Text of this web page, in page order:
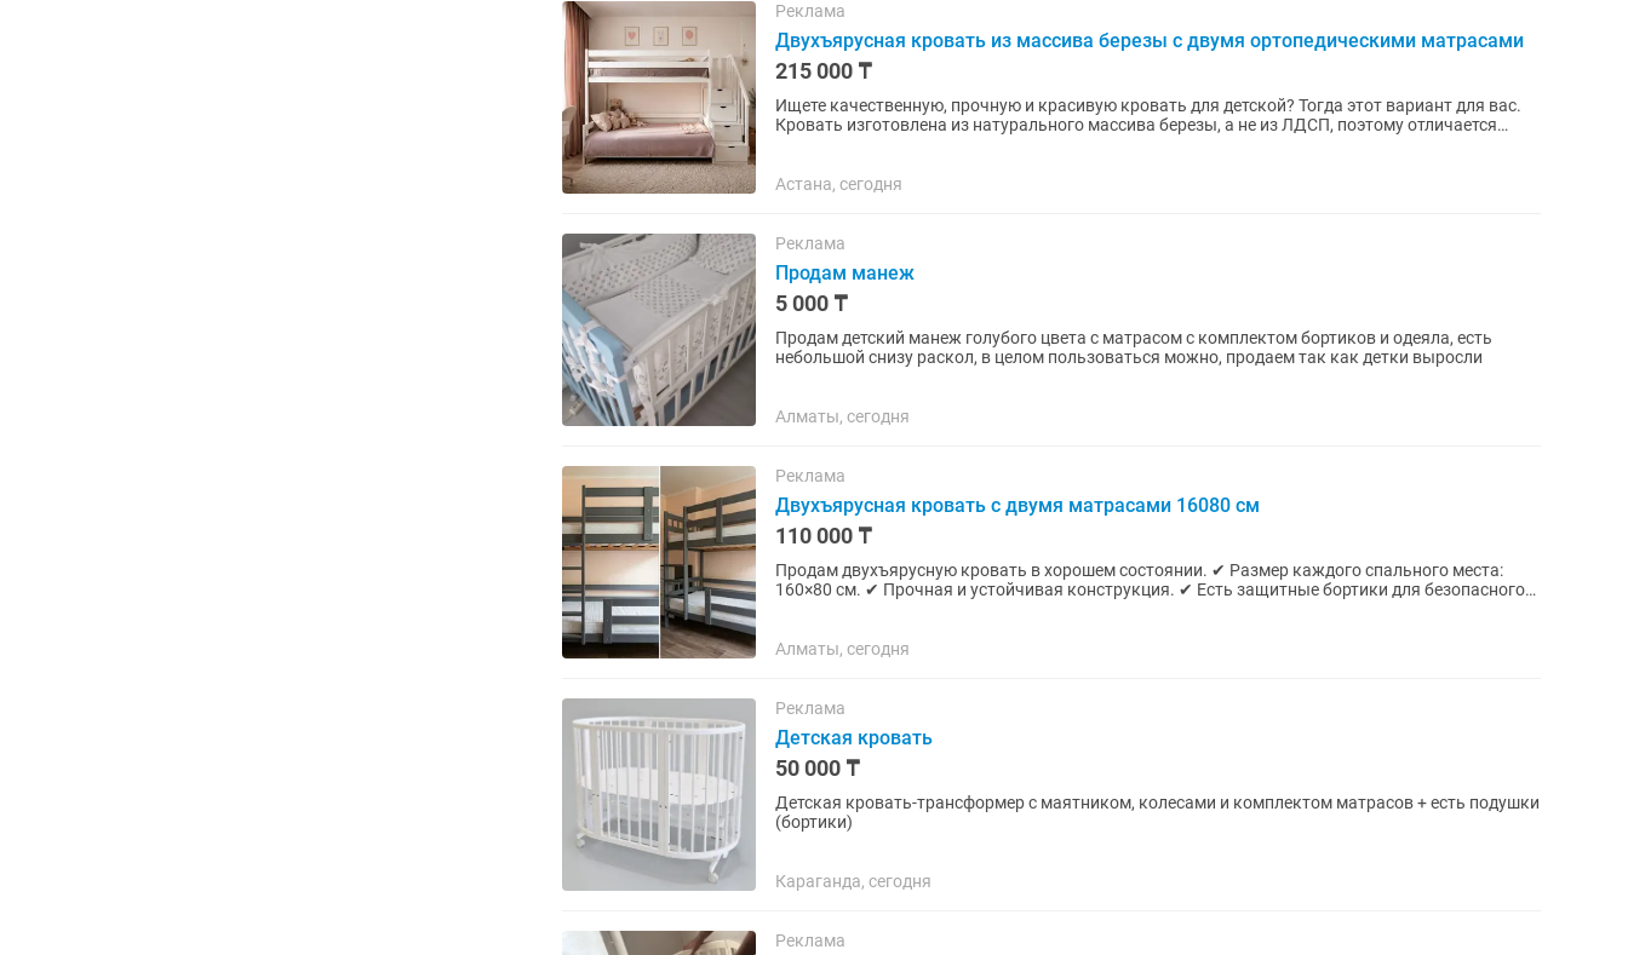
Реклама
Двухъярусная кровать из массива березы с двумя ортопедическими матрасами
215 000 ₸
Ищете качественную, прочную и красивую кровать для детской? Тогда этот вариант для вас.
Кровать изготовлена из натурального массива березы, а не из ЛДСП, поэтому отличается
Астана, сегодня
Реклама
Продам манеж
5 000 ₸
Продам детский манеж голубого цвета с матрасом с комплектом бортиков и одеяла, есть
небольшой снизу раскол, в целом пользоваться можно, продаем так как детки выросли
Алматы, сегодня
Реклама
Двухъярусная кровать с двумя матрасами 16080 см
110 000 ₸
Продам двухъярусную кровать в хорошем состоянии. ✔ Размер каждого спального места:
160×80 см. ✔ Прочная и устойчивая конструкция. ✔ Есть защитные бортики для безопасного
Алматы, сегодня
Реклама
Детская кровать
50 000 ₸
Детская кровать-трансформер с маятником, колесами и комплектом матрасов + есть подушки
(бортики)
Караганда, сегодня
Реклама